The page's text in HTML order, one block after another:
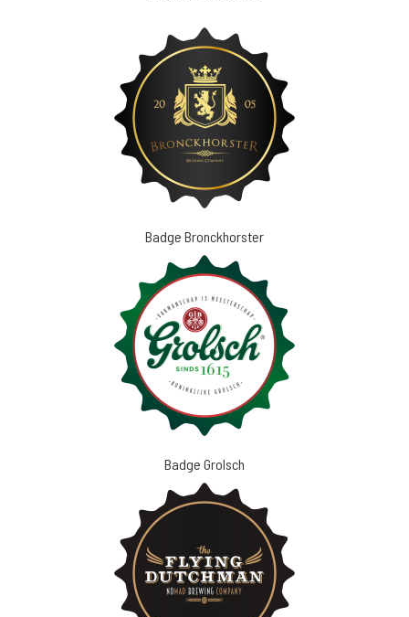
Badge Bronckhorster
Badge Grolsch